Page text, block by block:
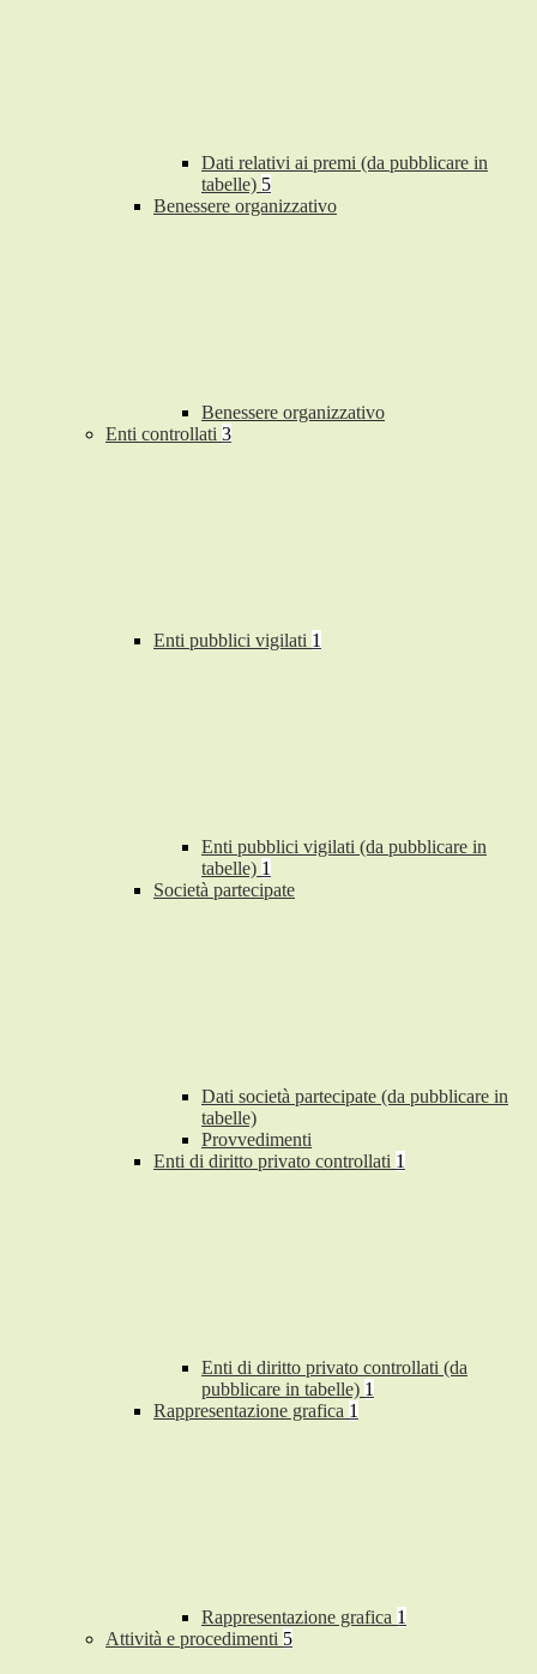
Dati relativi ai premi (da pubblicare in
tabelle) 5
Benessere organizzativo
Benessere organizzativo
Enti controllati 3
Enti pubblici vigilati 1
Enti pubblici vigilati (da pubblicare in
tabelle) 1
Società partecipate
Dati società partecipate (da pubblicare in
tabelle)
Provvedimenti
Enti di diritto privato controllati 1
Enti di diritto privato controllati (da
pubblicare in tabelle) 1
Rappresentazione grafica 1
Rappresentazione grafica 1
Attività e procedimenti 5